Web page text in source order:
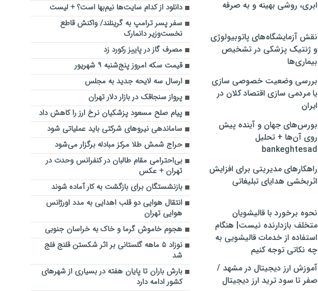
ابری، روشی بهینه و به صرفه
نقش آزمایشگاه‌های پاتوبیولوژی
و ژنتیک پزشکی در تشخیص
بیماری‌ها
بررسی وضعیت خصوصی سازی
یا مردمی سازی اقتصاد کلان در
ایران
بورس‌های جهان و آینده پیش
روی آن‌ها + تحلیل
bankeghtesad
راهکارهای مدیریتی برای افزایش
اثربخشی هدایای تبلیغاتی
نحوه برخورد با قالیشویان
متخلف بازدارنده نیست| هنگام
استفاده از خدمات قالیشویی به
چه نکاتی توجه کنیم
آموزش ارز دیجیتال در مشهد /
صفر تا سود ترید ارز دیجیتال
دانلود از کدام سایت‌ها نیم‌بها است؟ + لیست
سفر پسر ترامپ به گرینلند/ واکنش قاطع
نخست‌وزیر دانمارک
مصرف گاز در پاییز رکورد زد
قیمت سکه امروز پنج‌شنبه ۹ شهریور
ارسال سه لایحه جدید به مجلس
پرواز سنجاقک در بازار دلار تهران
پیام صلح مسعود پزشکیان نرخ ارز را کاهش داد
ساماندهی نیروهای شرکتی باید عملیاتی شود
حراج شمش طلا مرکز مبادله برگزار می‌شود
بی‌احترامی مقام طالبان در کنفرانس وحدت در
تهران + عکس
بازنشستگان برای بازگشت به کار آماده شوند
انتقال هوایی دو قلب اهدایی به مدد اورژانس
هوایی تهران
هجوم خاموش گرما و خاک به خراسان جنوبی
نوزاد ۵ ماهه گلستانی بر اثر شکستن قلنج فلج
شد
بارش باران تا پایان هفته در بسیاری از شهرهای
کشور ادامه دارد